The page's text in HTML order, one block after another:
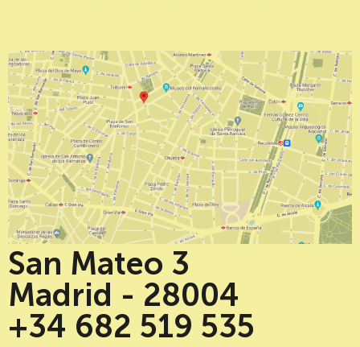
San Mateo 3
Madrid - 28004
+34 682 519 535